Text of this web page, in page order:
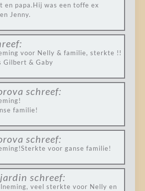
en papa.Hij was een toffe ex
Jenny.
voor Nelly & familie, sterkte !!
Gilbert & Gaby
schreef:
familie!
schreef:
voor ganse familie!
schreef:
veel sterkte voor Nelly en